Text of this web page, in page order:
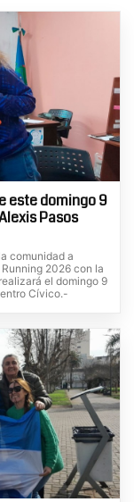
este domingo 9
Pasos
comunidad a
2026 con la
el domingo 9
Cívico.-